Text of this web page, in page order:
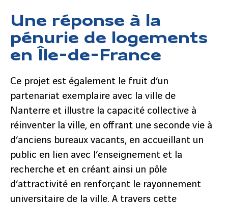
Une réponse à la
pénurie de logements
en Île-de-France
Ce projet est également le fruit d’un
partenariat exemplaire avec la ville de
Nanterre et illustre la capacité collective à
réinventer la ville, en offrant une seconde vie à
d’anciens bureaux vacants, en accueillant un
public en lien avec l’enseignement et la
recherche et en créant ainsi un pôle
d’attractivité en renforçant le rayonnement
universitaire de la ville. A travers cette